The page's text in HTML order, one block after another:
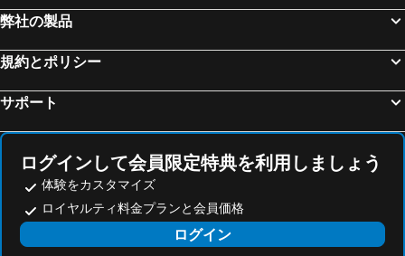
弊社の製品
規約とポリシー
サポート
ログインして会員限定特典を利用しましょう
体験をカスタマイズ
ロイヤルティ料金プランと会員価格
ログイン